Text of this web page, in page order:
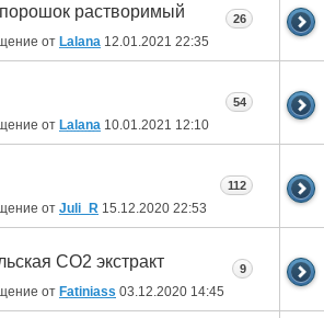
растворимый
от Lalana 12.01.2021 22:35
26
от Lalana 10.01.2021 12:10
54
от Juli_R 15.12.2020 22:53
112
СО2 экстракт
от Fatiniass 03.12.2020 14:45
9